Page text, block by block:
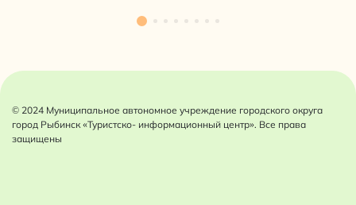
© 2024 Муниципальное автономное учреждение городского округа
город Рыбинск «Туристско- информационный центр». Все права
защищены